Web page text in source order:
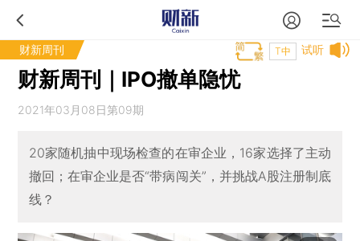
财新周刊 试听
T中
财新周刊｜IPO撤单隐忧
2021年03月08日第09期
20家随机抽中现场检查的在审企业，16家选择了主动
撤回；在审企业是否“带病闯关”，并挑战A股注册制底
线？